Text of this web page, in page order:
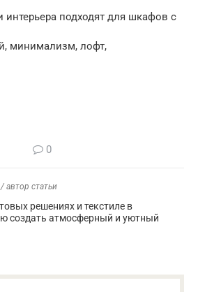
интерьера подходят для шкафов с
минимализм, лофт,
0
/ автор статьи
решениях и текстиле в
создать атмосферный и уютный